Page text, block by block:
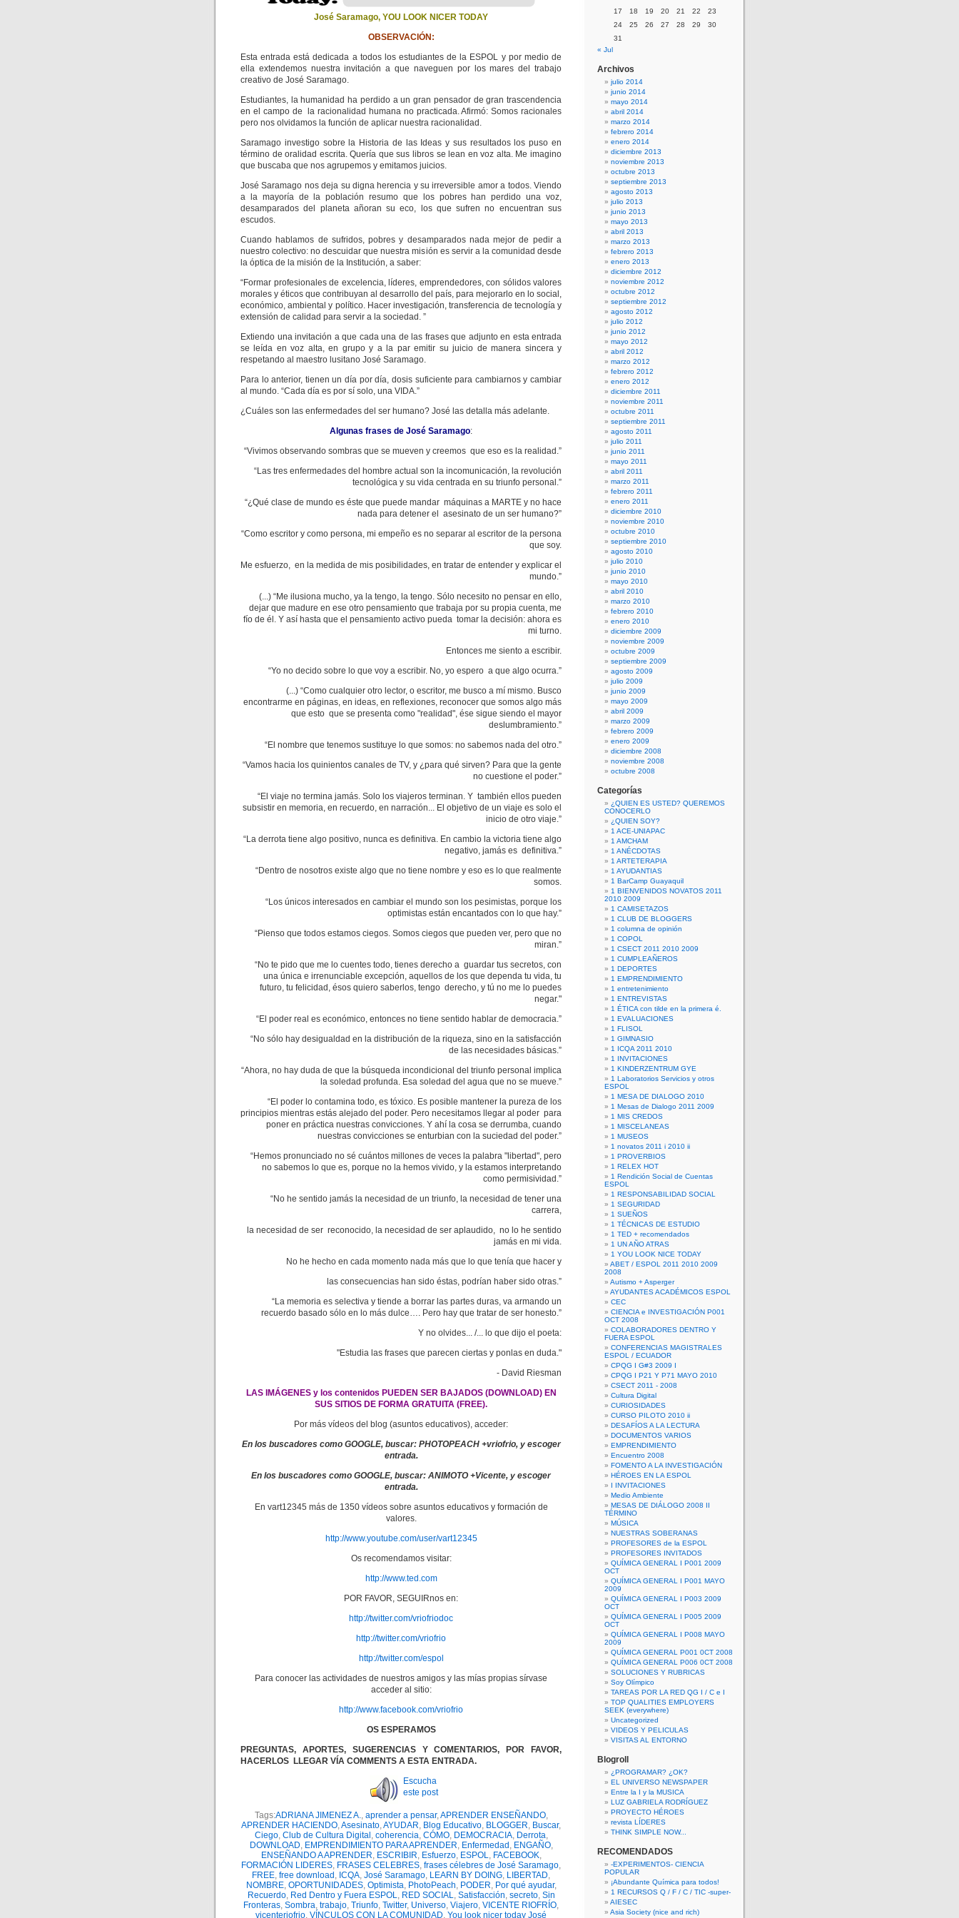
José Saramago, YOU LOOK NICER TODAY
OBSERVACIÓN:
Esta entrada está dedicada a todos los estudiantes de la ESPOL y por medio de
ella extendemos nuestra invitación a que naveguen por los mares del trabajo
creativo de José Saramago.
Estudiantes, la humanidad ha perdido a un gran pensador de gran trascendencia
en el campo de la racionalidad humana no practicada. Afirmó: Somos racionales
pero nos olvidamos la función de aplicar nuestra racionalidad.
Saramago investigo sobre la Historia de las Ideas y sus resultados los puso en
término de oralidad escrita. Quería que sus libros se lean en voz alta. Me imagino
que buscaba que nos agrupemos y emitamos juicios.
José Saramago nos deja su digna herencia y su irreversible amor a todos. Viendo
a la mayoría de la población resumo que los pobres han perdido una voz,
desamparados del planeta añoran su eco, los que sufren no encuentran sus
escudos.
Cuando hablamos de sufridos, pobres y desamparados nada mejor de pedir a
nuestro colectivo: no descuidar que nuestra misión es servir a la comunidad desde
la óptica de la misión de la Institución, a saber:
“Formar profesionales de excelencia, líderes, emprendedores, con sólidos valores
morales y éticos que contribuyan al desarrollo del país, para mejorarlo en lo social,
económico, ambiental y político. Hacer investigación, transferencia de tecnología y
extensión de calidad para servir a la sociedad. ”
Extiendo una invitación a que cada una de las frases que adjunto en esta entrada
se leída en voz alta, en grupo y a la par emitir su juicio de manera sincera y
respetando al maestro lusitano José Saramago.
Para lo anterior, tienen un día por día, dosis suficiente para cambiarnos y cambiar
al mundo. “Cada día es por sí solo, una VIDA.”
¿Cuáles son las enfermedades del ser humano? José las detalla más adelante.
Algunas frases de José Saramago:
“Vivimos observando sombras que se mueven y creemos que eso es la realidad.”
“Las tres enfermedades del hombre actual son la incomunicación, la revolución
tecnológica y su vida centrada en su triunfo personal.”
“¿Qué clase de mundo es éste que puede mandar máquinas a MARTE y no hace
nada para detener el asesinato de un ser humano?”
“Como escritor y como persona, mi empeño es no separar al escritor de la persona
que soy.
Me esfuerzo, en la medida de mis posibilidades, en tratar de entender y explicar el
mundo.”
(...) “Me ilusiona mucho, ya la tengo, la tengo. Sólo necesito no pensar en ello,
dejar que madure en ese otro pensamiento que trabaja por su propia cuenta, me
fío de él. Y así hasta que el pensamiento activo pueda tomar la decisión: ahora es
mi turno.
Entonces me siento a escribir.
“Yo no decido sobre lo que voy a escribir. No, yo espero a que algo ocurra.”
(...) “Como cualquier otro lector, o escritor, me busco a mí mismo. Busco
encontrarme en páginas, en ideas, en reflexiones, reconocer que somos algo más
que esto que se presenta como "realidad", ése sigue siendo el mayor
deslumbramiento.”
“El nombre que tenemos sustituye lo que somos: no sabemos nada del otro.”
“Vamos hacia los quinientos canales de TV, y ¿para qué sirven? Para que la gente
no cuestione el poder.”
“El viaje no termina jamás. Solo los viajeros terminan. Y también ellos pueden
subsistir en memoria, en recuerdo, en narración... El objetivo de un viaje es solo el
inicio de otro viaje.”
“La derrota tiene algo positivo, nunca es definitiva. En cambio la victoria tiene algo
negativo, jamás es definitiva.”
“Dentro de nosotros existe algo que no tiene nombre y eso es lo que realmente
somos.
“Los únicos interesados en cambiar el mundo son los pesimistas, porque los
optimistas están encantados con lo que hay.”
“Pienso que todos estamos ciegos. Somos ciegos que pueden ver, pero que no
miran.”
“No te pido que me lo cuentes todo, tienes derecho a guardar tus secretos, con
una única e irrenunciable excepción, aquellos de los que dependa tu vida, tu
futuro, tu felicidad, ésos quiero saberlos, tengo derecho, y tú no me lo puedes
negar."
“El poder real es económico, entonces no tiene sentido hablar de democracia.”
“No sólo hay desigualdad en la distribución de la riqueza, sino en la satisfacción
de las necesidades básicas.”
“Ahora, no hay duda de que la búsqueda incondicional del triunfo personal implica
la soledad profunda. Esa soledad del agua que no se mueve.”
“El poder lo contamina todo, es tóxico. Es posible mantener la pureza de los
principios mientras estás alejado del poder. Pero necesitamos llegar al poder para
poner en práctica nuestras convicciones. Y ahí la cosa se derrumba, cuando
nuestras convicciones se enturbian con la suciedad del poder.”
“Hemos pronunciado no sé cuántos millones de veces la palabra "libertad", pero
no sabemos lo que es, porque no la hemos vivido, y la estamos interpretando
como permisividad.”
“No he sentido jamás la necesidad de un triunfo, la necesidad de tener una
carrera,
la necesidad de ser reconocido, la necesidad de ser aplaudido, no lo he sentido
jamás en mi vida.
No he hecho en cada momento nada más que lo que tenía que hacer y
las consecuencias han sido éstas, podrían haber sido otras.”
“La memoria es selectiva y tiende a borrar las partes duras, va armando un
recuerdo basado sólo en lo más dulce…. Pero hay que tratar de ser honesto.”
Y no olvides... /... lo que dijo el poeta:
"Estudia las frases que parecen ciertas y ponlas en duda."
- David Riesman
LAS IMÁGENES y los contenidos PUEDEN SER BAJADOS (DOWNLOAD) EN
SUS SITIOS DE FORMA GRATUITA (FREE).
Por más vídeos del blog (asuntos educativos), acceder:
En los buscadores como GOOGLE, buscar: PHOTOPEACH +vriofrio, y escoger
entrada.
En los buscadores como GOOGLE, buscar: ANIMOTO +Vicente, y escoger
entrada.
En vart12345 más de 1350 vídeos sobre asuntos educativos y formación de
valores.
http://www.youtube.com/user/vart12345
Os recomendamos visitar:
http://www.ted.com
POR FAVOR, SEGUIRnos en:
http://twitter.com/vriofriodoc
http://twitter.com/vriofrio
http://twitter.com/espol
Para conocer las actividades de nuestros amigos y las mías propias sírvase
acceder al sitio:
http://www.facebook.com/vriofrio
OS ESPERAMOS
PREGUNTAS, APORTES, SUGERENCIAS Y COMENTARIOS, POR FAVOR,
HACERLOS LLEGAR VÍA COMMENTS A ESTA ENTRADA.
Escucha
este post
Tags:ADRIANA JIMENEZ A., aprender a pensar,APRENDER ENSEÑANDO,
APRENDER HACIENDO,Asesinato,AYUDAR, Blog Educativo, BLOGGER, Buscar,
Ciego, Club de Cultura Digital , coherencia, CÓMO, DEMOCRACIA, Derrota,
DOWNLOAD, EMPRENDIMIENTO PARA APRENDER, Enfermedad , ENGAÑO,
ENSEÑANDO A APRENDER, ESCRIBIR, Esfuerzo, ESPOL, FACEBOOK,
FORMACIÓN LIDERES, FRASES CELEBRES, frases célebres de José Saramago,
FREE, free download , ICQA, José Saramago, LEARN BY DOING, LIBERTAD,
NOMBRE, OPORTUNIDADES, Optimista, PhotoPeach, PODER, Por qué ayudar,
Recuerdo, Red Dentro y Fuera ESPOL, RED SOCIAL, Satisfacción, secreto, Sin
Fronteras, Sombra, trabajo, Triunfo, Twitter, Universo, Viajero, VICENTE RIOFRÍO,
vicenteriofrio, VÍNCULOS CON LA COMUNIDAD, You look nicer today José
17
18 19 20 21 22
23
24
25 26 27 28 29
30
31
« Jul
Archivos
julio 2014
junio 2014
mayo 2014
abril 2014
marzo 2014
febrero 2014
enero 2014
diciembre 2013
noviembre 2013
octubre 2013
septiembre 2013
agosto 2013
julio 2013
junio 2013
mayo 2013
abril 2013
marzo 2013
febrero 2013
enero 2013
diciembre 2012
noviembre 2012
octubre 2012
septiembre 2012
agosto 2012
julio 2012
junio 2012
mayo 2012
abril 2012
marzo 2012
febrero 2012
enero 2012
diciembre 2011
noviembre 2011
octubre 2011
septiembre 2011
agosto 2011
julio 2011
junio 2011
mayo 2011
abril 2011
marzo 2011
febrero 2011
enero 2011
diciembre 2010
noviembre 2010
octubre 2010
septiembre 2010
agosto 2010
julio 2010
junio 2010
mayo 2010
abril 2010
marzo 2010
febrero 2010
enero 2010
diciembre 2009
noviembre 2009
octubre 2009
septiembre 2009
agosto 2009
julio 2009
junio 2009
mayo 2009
abril 2009
marzo 2009
febrero 2009
enero 2009
diciembre 2008
noviembre 2008
octubre 2008
Categorías
¿QUIEN ES USTED? QUEREMOS
CONOCERLO
¿QUIEN SOY?
1 ACE-UNIAPAC
1 AMCHAM
1 ANÉCDOTAS
1 ARTETERAPIA
1 AYUDANTIAS
1 BarCamp Guayaquil
1 BIENVENIDOS NOVATOS 2011
2010 2009
1 CAMISETAZOS
1 CLUB DE BLOGGERS
1 columna de opinión
1 COPOL
1 CSECT 2011 2010 2009
1 CUMPLEAÑEROS
1 DEPORTES
1 EMPRENDIMIENTO
1 entretenimiento
1 ENTREVISTAS
1 ÉTICA con tilde en la primera é.
1 EVALUACIONES
1 FLISOL
1 GIMNASIO
1 ICQA 2011 2010
1 INVITACIONES
1 KINDERZENTRUM GYE
1 Laboratorios Servicios y otros
ESPOL
1 MESA DE DIALOGO 2010
1 Mesas de Dialogo 2011 2009
1 MIS CREDOS
1 MISCELANEAS
1 MUSEOS
1 novatos 2011 i 2010 ii
1 PROVERBIOS
1 RELEX HOT
1 Rendición Social de Cuentas
ESPOL
1 RESPONSABILIDAD SOCIAL
1 SEGURIDAD
1 SUEÑOS
1 TÉCNICAS DE ESTUDIO
1 TED + recomendados
1 UN AÑO ATRAS
1 YOU LOOK NICE TODAY
ABET / ESPOL 2011 2010 2009
2008
Autismo + Asperger
AYUDANTES ACADÉMICOS ESPOL
CEC
CIENCIA e INVESTIGACIÓN P001
OCT 2008
COLABORADORES DENTRO Y
FUERA ESPOL
CONFERENCIAS MAGISTRALES
ESPOL / ECUADOR
CPQG I G#3 2009 I
CPQG I P21 Y P71 MAYO 2010
CSECT 2011 - 2008
Cultura Digital
CURIOSIDADES
CURSO PILOTO 2010 ii
DESAFÍOS A LA LECTURA
DOCUMENTOS VARIOS
EMPRENDIMIENTO
Encuentro 2008
FOMENTO A LA INVESTIGACIÓN
HÉROES EN LA ESPOL
I INVITACIONES
Medio Ambiente
MESAS DE DIÁLOGO 2008 II
TÉRMINO
MÚSICA
NUESTRAS SOBERANAS
PROFESORES de la ESPOL
PROFESORES INVITADOS
QUÍMICA GENERAL I P001 2009
OCT
QUÍMICA GENERAL I P001 MAYO
2009
QUÍMICA GENERAL I P003 2009
OCT
QUÍMICA GENERAL I P005 2009
OCT
QUÍMICA GENERAL I P008 MAYO
2009
QUÍMICA GENERAL P001 0CT 2008
QUÍMICA GENERAL P006 0CT 2008
SOLUCIONES Y RUBRICAS
Soy Olímpico
TAREAS POR LA RED QG I / C e I
TOP QUALITIES EMPLOYERS
SEEK (everywhere)
Uncategorized
VIDEOS Y PELICULAS
VISITAS AL ENTORNO
Blogroll
¿PROGRAMAR? ¿OK?
EL UNIVERSO NEWSPAPER
Entre la I y la MUSICA
LUZ GABRIELA RODRÍGUEZ
PROYECTO HÉROES
revista LÍDERES
THINK SIMPLE NOW...
RECOMENDADOS
-EXPERIMENTOS- CIENCIA
POPULAR
¡Abundante Química para todos!
1 RECURSOS Q / F / C / TIC -super-
AIESEC
Asia Society (nice and rich)